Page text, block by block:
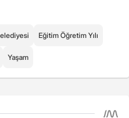
Eğitim Öğretim Yılı
Yaşam